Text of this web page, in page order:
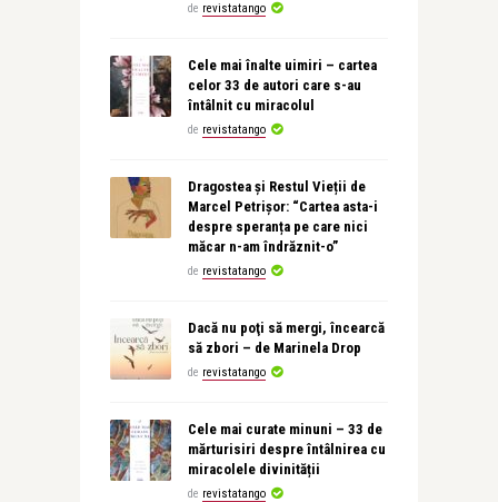
de revistatango
Cele mai înalte uimiri – cartea
celor 33 de autori care s-au
întâlnit cu miracolul
de revistatango
Dragostea și Restul Vieții de
Marcel Petrișor: “Cartea asta-i
despre speranța pe care nici
măcar n-am îndrăznit-o”
de revistatango
Dacă nu poţi să mergi, încearcă
să zbori – de Marinela Drop
de revistatango
Cele mai curate minuni – 33 de
mărturisiri despre întâlnirea cu
miracolele divinității
de revistatango